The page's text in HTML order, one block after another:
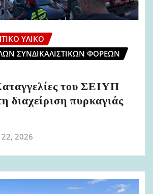
ΥΛΙΚΌ
ΣΥΝΔΙΚΑΛΙΣΤΙΚΏΝ ΦΟΡΈΩΝ
του ΣΕΙΥΠ
διαχείριση πυρκαγιάς
22, 2026